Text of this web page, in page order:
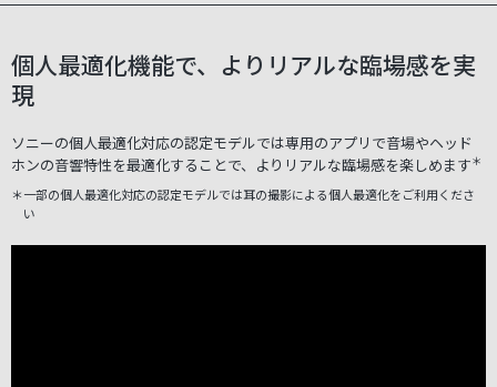
個人最適化機能で、よりリアルな臨場感を実
現
ソニーの個人最適化対応の認定モデルでは専用のアプリで音場やヘッド
ホンの音響特性を最適化することで、よりリアルな臨場感を楽しめます＊
＊一部の個人最適化対応の認定モデルでは耳の撮影による個人最適化をご利用くださ
い